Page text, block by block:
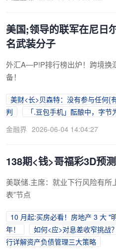
美国;领导的联军在尼日
名武装分子
外汇A—P!P排行榜出炉！跨境换
备！
美财<长>贝森特：没有参与任何{
判
「.豆包手机」酝酿中，字
金融界 2026-06-04 14:04:27
138期<钱>哥福彩3D预
美联储.主席：就业下行风险有所
表”节点
10 月起:买房必看！房地产 3 大 "
年！
如何<应>对息差收窄挑战
行详解资产负债管理三大策略